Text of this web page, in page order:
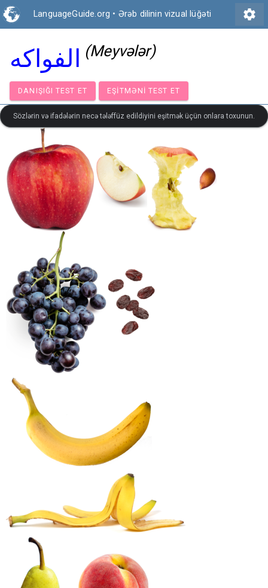
LanguageGuide.org • Ərəb dilinin vizual lüğəti settings
الفواكه (Meyvələr)
DANIŞIĞI TEST ET EŞITMƏNI TEST ET
Sözlərin və ifadələrin necə tələffüz edildiyini eşitmək üçün onlara toxunun.